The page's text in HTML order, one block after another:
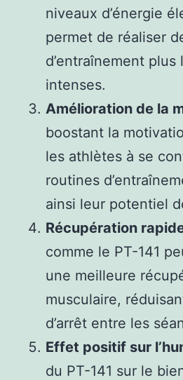
niveaux d’énergie
permet de réaliser
d’entraînement
intenses.
Amélioration de la
boostant la
les athlètes à se
routines
ainsi leur potentiel
Récupération
comme le PT-141
une meilleure
musculaire,
d’arrêt entre les
Effet positif sur
du PT-141 sur le